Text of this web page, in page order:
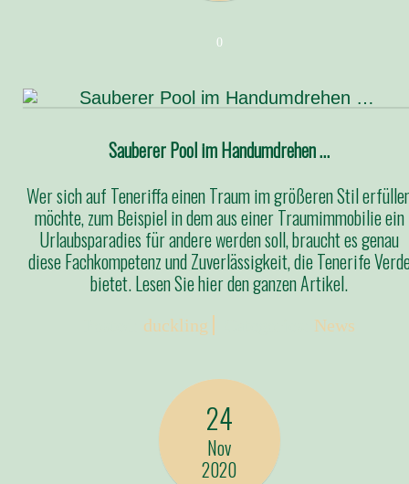
0
Sauberer Pool im Handumdrehen …
Wer sich auf Teneriffa einen Traum im größeren Stil
möchte, zum Beispiel in dem aus einer Traumimmobilie ein
Urlaubsparadies für andere werden soll, braucht es genau
diese Fachkompetenz und Zuverlässigkeit, die Tenerife
bietet. Lesen Sie hier den ganzen Artikel.
duckling News
24
Nov
2020